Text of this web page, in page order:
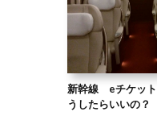
新幹線 eチケット
うしたらいいの？